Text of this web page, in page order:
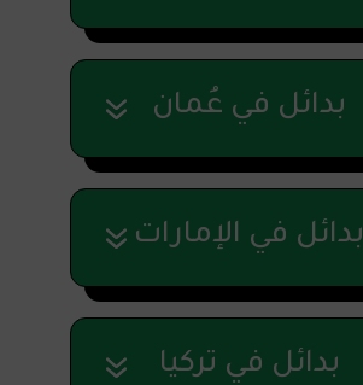
بدائل في عُمان
بدائل في الإمارات
بدائل في تركيا